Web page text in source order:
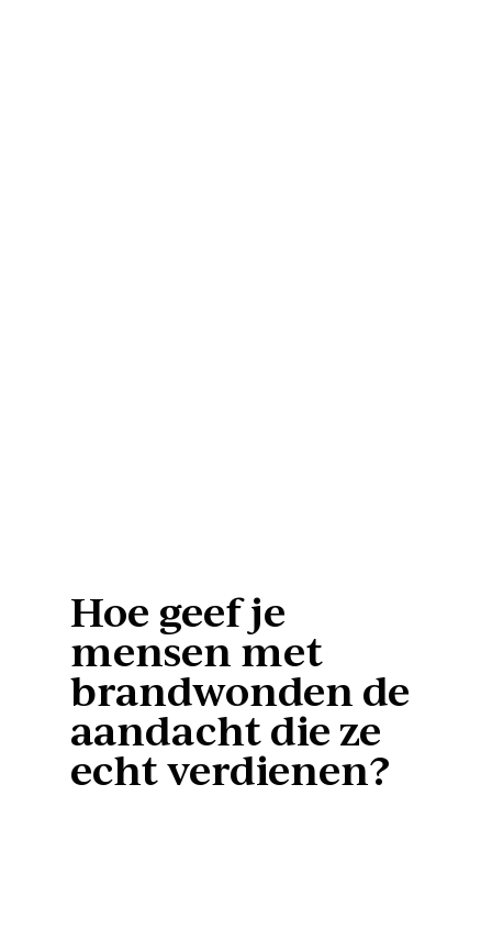
Hoe geef je
mensen met
brandwonden de
aandacht die ze
echt verdienen?